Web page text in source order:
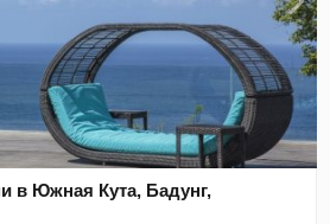
в Южная Кута, Бадунг,